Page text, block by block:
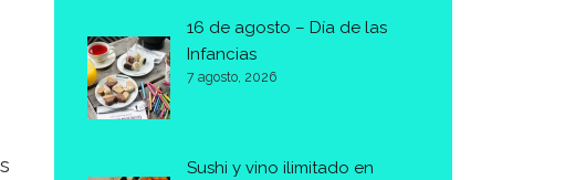
16 de agosto – Día de las
Infancias
7 agosto, 2026
Sushi y vino ilimitado en